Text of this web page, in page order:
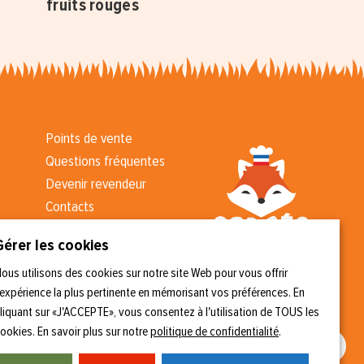
fruits rouges
Points de vente
Questions fréquentes
Devenir revendeur
Contacts
CGV
Nous suivre
les cookies
utilisons des cookies sur notre site Web pour vous offrir
la plus pertinente en mémorisant vos préférences. En
sur «J'ACCEPTE», vous consentez à l'utilisation de TOUS les
En savoir plus sur notrepolitique de confidentialité.